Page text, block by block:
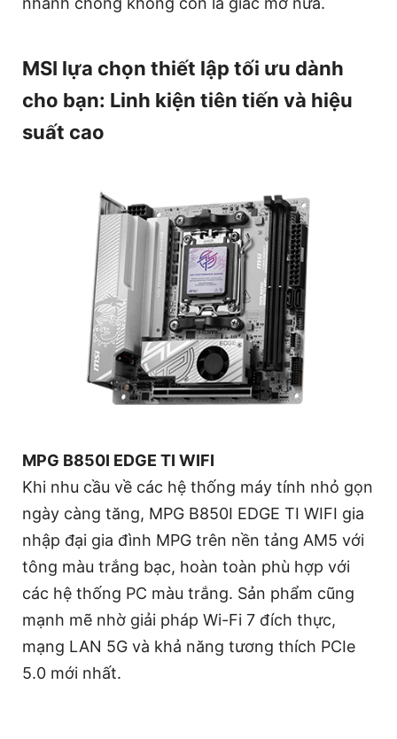
MSI lựa chọn thiết lập tối ưu dành
cho bạn: Linh kiện tiên tiến và hiệu
suất cao
MPG B850I EDGE TI WIFI
Khi nhu cầu về các hệ thống máy tính nhỏ gọn
ngày càng tăng, MPG B850I EDGE TI WIFI gia
nhập đại gia đình MPG trên nền tảng AM5 với
tông màu trắng bạc, hoàn toàn phù hợp với
các hệ thống PC màu trắng. Sản phẩm cũng
mạnh mẽ nhờ giải pháp Wi-Fi 7 đích thực,
mạng LAN 5G và khả năng tương thích PCIe
5.0 mới nhất.